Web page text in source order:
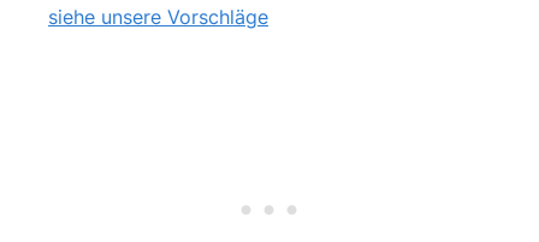
siehe unsere Vorschläge